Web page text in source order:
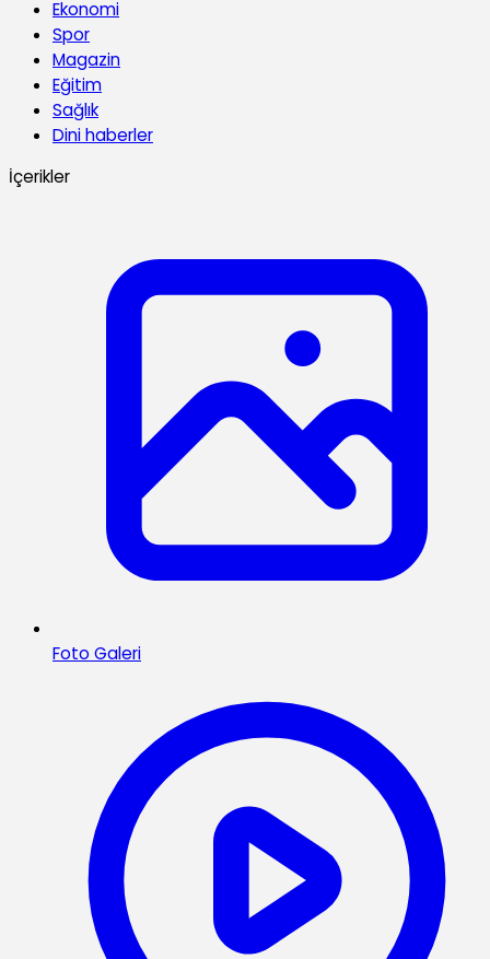
Ekonomi
Spor
Magazin
Eğitim
Sağlık
Dini haberler
İçerikler
Foto Galeri